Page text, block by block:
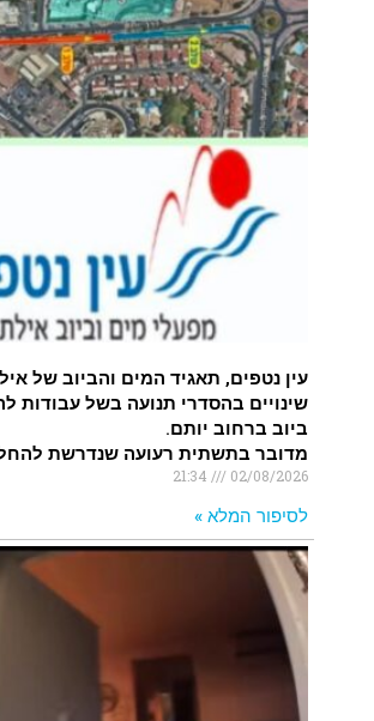
עין נטפים, תאגיד המים והביוב של
שינויים בהסדרי תנועה בשל עבודות
ביוב ברחוב יותם.
מדובר בתשתית רעועה שנדרשת
02/08/2026
לסיפור המלא »